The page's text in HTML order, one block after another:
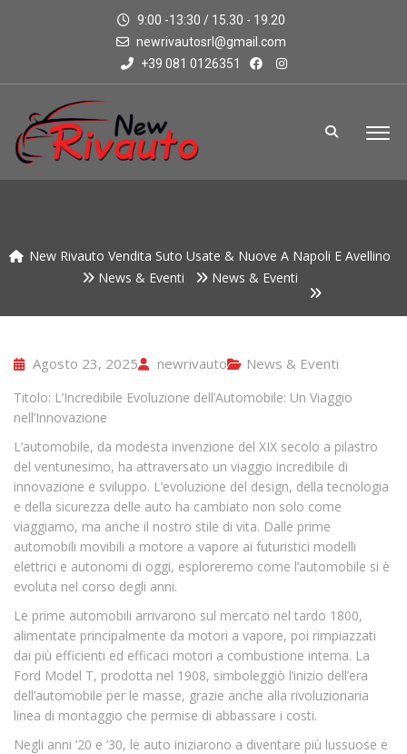
9:00 -13:30 / 15.30 - 19.20
newrivautosrl@gmail.com
+39 081 0126351
New Rivauto Vendita Suto Usate & Nuove A Napoli E Avellino
News & Eventi
News & Eventi
Agosto 23, 2025 newrivauto News & Eventi
Titolo: L’Incredibile Evoluzione dell’Automobile: Un Viaggio
nell’Innovazione
L’automobile, da modesta invenzione del XIX secolo a pilastro
del ventunesimo, ha attraversato un viaggio incredibile di
innovazione e sviluppo. L’evoluzione del design, della tecnologia
e della sicurezza delle auto ha cambiato non solo come
viaggiamo, ma anche il nostro stile di vita. Dalle prime
automobili movibili a motore a vapore ai futuristici modelli
elettrici e autonomi di oggi, esploreremo come l’automobile si è
evoluta nel corso degli anni.
Le prime automobili arrivarono sul mercato nel tardo 1800,
alimentate principalmente da motori a vapore, poi rimpiazzati
dai più efficienti ed efficaci motori a combustione interna. La
Ford Model T, prodotta nel 1908, simboleggiò l’inizio dell’era
dell’automobile per le masse, grazie anche alla rivoluzionaria
linea di montaggio che permise di abbassare i costi.
Negli anni ’20 e ’30, le auto iniziarono a diventare più lussuose e